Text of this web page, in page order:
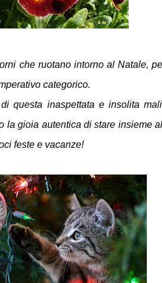
che ruotano intorno al Natale,
categorico.
questa inaspettata e insolita
la gioia autentica di stare insieme
feste e vacanze!